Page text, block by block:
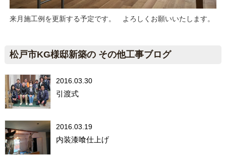
来月施工例を更新する予定です。 よろしくお願いいたします。
松戸市KG様邸新築の その他工事ブログ
2016.03.30
引渡式
2016.03.19
内装漆喰仕上げ